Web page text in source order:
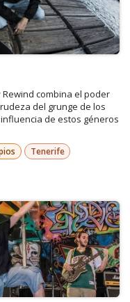
combina el poder
del grunge de los
de estos géneros
Tenerife